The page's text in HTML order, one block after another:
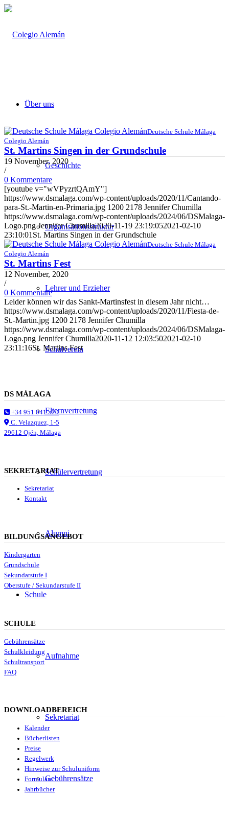
Über uns
Geschichte
Organisationsstruktur
Lehrer und Erzieher
Schulverein
Elternvertretung
Schülervertretung
Alumni
Schule
Aufnahme
Sekretariat
Gebührensätze
Deutsche Schule Málaga
Colegio Alemán
St. Martins Singen in der Grundschule
19 November, 2020
/
0 Kommentare
[youtube v="wVPyzrtQAmY"]
https://www.dsmalaga.com/wp-content/uploads/2020/11/Cantando-
para-St.-Martin-en-Primaria.jpg 1200 2178 Jennifer Chumilla
https://www.dsmalaga.com/wp-content/uploads/2024/06/DSMalaga-
Logo.png Jennifer Chumilla2020-11-19 23:19:052021-02-10
23:10:01 St. Martins Singen in der Grundschule
Deutsche Schule Málaga
Colegio Alemán
St. Martins Fest
12 November, 2020
/
0 Kommentare
Leider können wir das Sankt-Martinsfest in diesem Jahr nicht…
https://www.dsmalaga.com/wp-content/uploads/2020/11/Fiesta-de-
St.-Martin.jpg 1200 2178 Jennifer Chumilla
https://www.dsmalaga.com/wp-content/uploads/2024/06/DSMalaga-
Logo.png Jennifer Chumilla2020-11-12 12:03:502021-02-10
23:11:16St. Martins Fest
DS MÁLAGA
+34 951 041 520
C. Velazquez, 1-5
29612 Ojén, Málaga
SEKRETARIAT
Sekretariat
Kontakt
BILDUNGSANGEBOT
Kindergarten
Grundschule
Sekundarstufe I
Oberstufe / Sekundarstufe II
SCHULE
Gebührensätze
Schulkleidung
Schultransport
FAQ
DOWNLOADBEREICH
Kalender
Bücherlisten
Preise
Regelwerk
Hinweise zur Schuluniform
Formulare
Jahrbücher